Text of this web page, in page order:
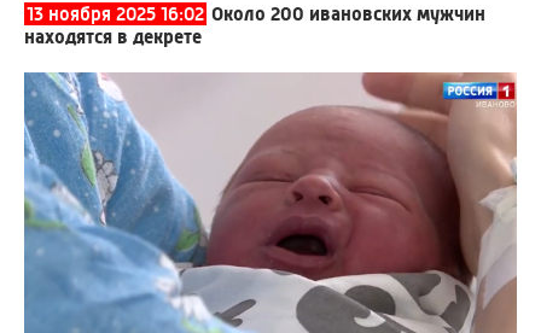
13 ноября 2025 16:02 Около 200 ивановских мужчин
находятся в декрете